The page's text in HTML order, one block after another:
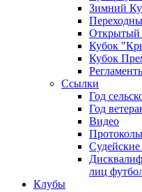
Зимний
Кубок
Кубок
Ссылки
Год
Год
Видео
Судейские
лиц
Клубы